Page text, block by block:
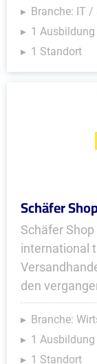
Branche: IT
1 Ausbildung
1 Standort
Schäfer
Schäfer
international
den
Branche:
1 Ausbildung
1 Standort